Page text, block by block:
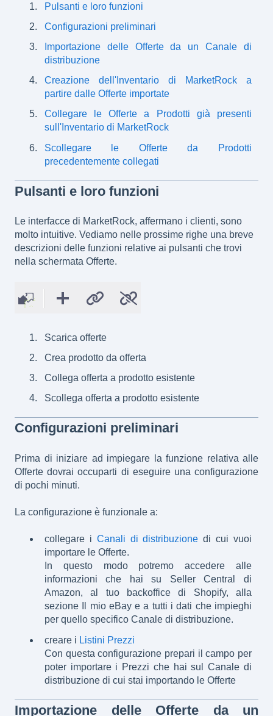
Pulsanti e loro funzioni
Configurazioni preliminari
Importazione delle Offerte da un Canale di
distribuzione
Creazione dell'Inventario di MarketRock a
partire dalle Offerte importate
Collegare le Offerte a Prodotti già presenti
sull'Inventario di MarketRock
Scollegare le Offerte da Prodotti
precedentemente collegati
Pulsanti e loro funzioni
Le interfacce di MarketRock, affermano i clienti, sono
molto intuitive. Vediamo nelle prossime righe una breve
descrizioni delle funzioni relative ai pulsanti che trovi
nella schermata Offerte.
Scarica offerte
Crea prodotto da offerta
Collega offerta a prodotto esistente
Scollega offerta a prodotto esistente
Configurazioni preliminari
Prima di iniziare ad impiegare la funzione relativa alle
Offerte dovrai occuparti di eseguire una configurazione
di pochi minuti.
La configurazione è funzionale a:
collegare i Canali di distribuzione di cui vuoi
importare le Offerte.
In questo modo potremo accedere alle
informazioni che hai su Seller Central di
Amazon, al tuo backoffice di Shopify, alla
sezione Il mio eBay e a tutti i dati che impieghi
per quello specifico Canale di distribuzione.
creare i Listini Prezzi
Con questa configurazione prepari il campo per
poter importare i Prezzi che hai sul Canale di
distribuzione di cui stai importando le Offerte
Importazione delle Offerte da un